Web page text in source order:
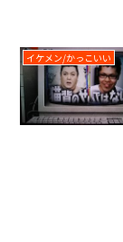
イケメン/かっこいい